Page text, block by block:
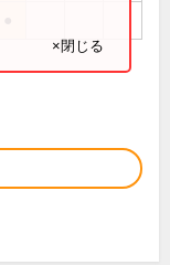
×閉じる